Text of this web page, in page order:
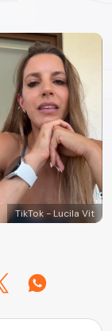
TikTok - Lucila Vit